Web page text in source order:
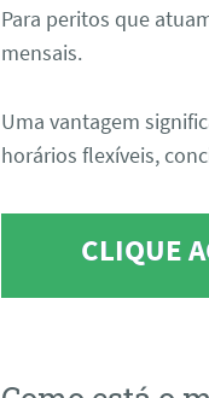
Para peritos que
mensais.
Uma vantagem
horários flexíveis,
CLIQUE